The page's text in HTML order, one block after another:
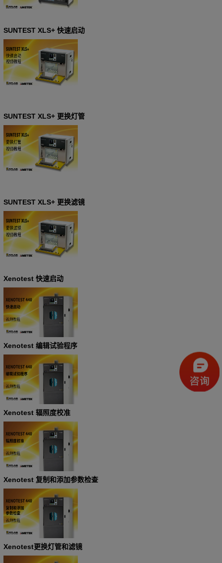
SUNTEST XLS+ 快速启动
SUNTEST XLS+ 更换灯管
SUNTEST XLS+ 更换滤镜
Xenotest 快速启动
Xenotest 编辑试验程序
Xenotest 辐照度校准
Xenotest 复制和添加参数检查
Xenotest更换灯管和滤镜